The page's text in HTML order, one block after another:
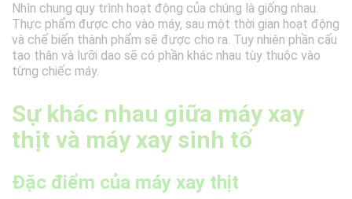
Nhìn chung quy trình hoạt động của chúng là giống nhau.
Thực phẩm được cho vào máy, sau một thời gian hoạt động
và chế biến thành phẩm sẽ được cho ra. Tuy nhiên phần cấu
tạo thân và lưỡi dao sẽ có phần khác nhau tùy thuộc vào
từng chiếc máy.
Sự khác nhau giữa máy xay
thịt và máy xay sinh tố
Đặc điểm của máy xay thịt